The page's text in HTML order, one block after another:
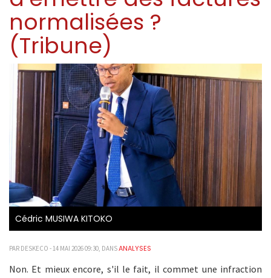
normalisées ?
(Tribune)
Cédric MUSIWA KITOKO
PAR DESKECO - 14 MAI 2026 09:30, DANSANALYSES
Non. Et mieux encore, s'il le fait, il commet une infraction